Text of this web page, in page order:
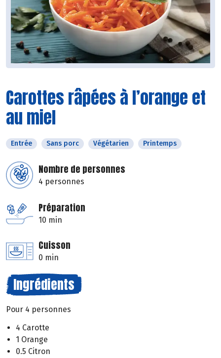
Carottes râpées à l’orange et
au miel
Entrée Sans porc Végétarien Printemps
Nombre de personnes
4 personnes
Préparation
10 min
Cuisson
0 min
Ingrédients
Pour 4 personnes
4 Carotte
1 Orange
0.5 Citron